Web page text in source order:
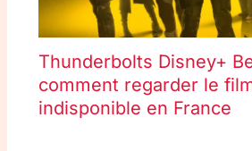
Thunderbolts Disney+
comment regarder le
indisponible en France